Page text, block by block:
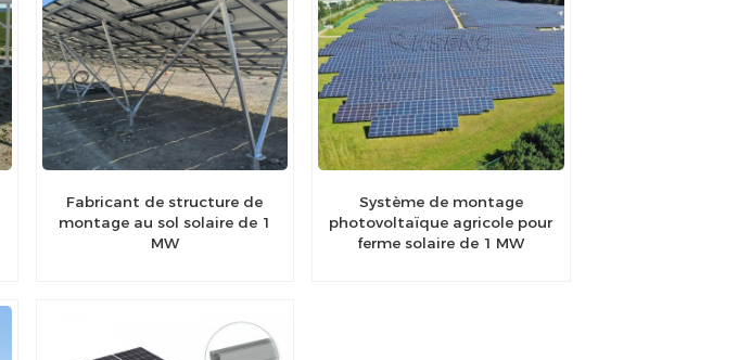
Fabricant de structure de
montage au sol solaire de 1
MW
Système de montage
photovoltaïque agricole pour
ferme solaire de 1 MW